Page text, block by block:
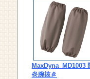
MaxDyna_MD1003
炎腕抜き